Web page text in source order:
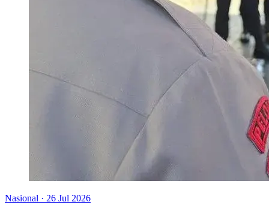
Nasional · 26 Jul 2026